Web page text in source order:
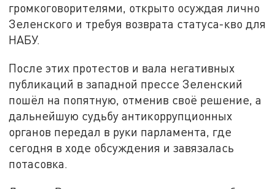
громкоговорителями, открыто осуждая лично
Зеленского и требуя возврата статуса-кво для
НАБУ.
После этих протестов и вала негативных
публикаций в западной прессе Зеленский
пошёл на попятную, отменив своё решение, а
дальнейшую судьбу антикоррупционных
органов передал в руки парламента, где
сегодня в ходе обсуждения и завязалась
потасовка.